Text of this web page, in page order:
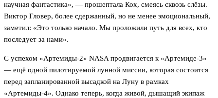
научная фантастика», — прошептала Кох, смеясь сквозь слёзы.
Виктор Гловер, более сдержанный, но не менее эмоциональный,
заметил: «Это только начало. Мы проложили путь для всех, кто
последует за нами».
С успехом «Артемиды-2» NASA продвигается к «Артемиде-3»
— ещё одной пилотируемой лунной миссии, которая состоится
перед запланированной высадкой на Луну в рамках
«Артемиды-4». Однако теперь, когда живой, дышащий экипаж